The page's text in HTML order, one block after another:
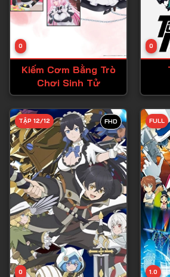
Tập 13
Tập 15
Tập 17
Tập 18
Tập 19
Tập 20
Tập 21
Tập 22
Tập 23
Tập 24
Tập 25
0
Kiếm Cơm Bằng Trò
Chơi Sinh Tử
0
FHD
0
TẬP 12/12
1.0
FULL